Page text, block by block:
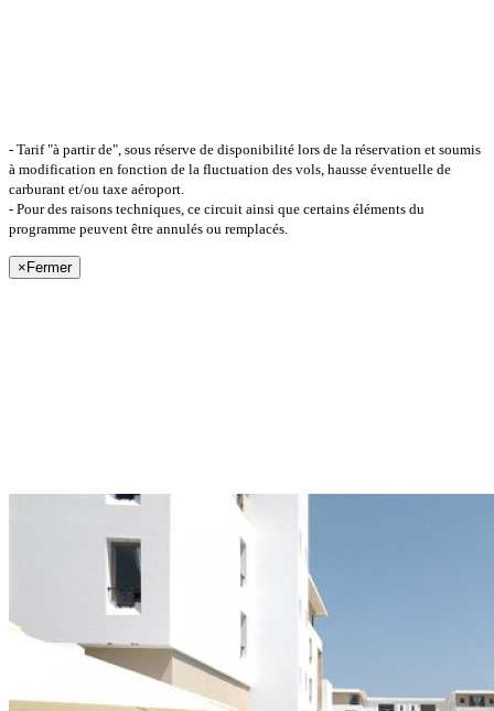
- Tarif "à partir de", sous réserve de disponibilité lors de la réservation et soumis
à modification en fonction de la fluctuation des vols, hausse éventuelle de
carburant et/ou taxe aéroport.
- Pour des raisons techniques, ce circuit ainsi que certains éléments du
programme peuvent être annulés ou remplacés.
× Fermer